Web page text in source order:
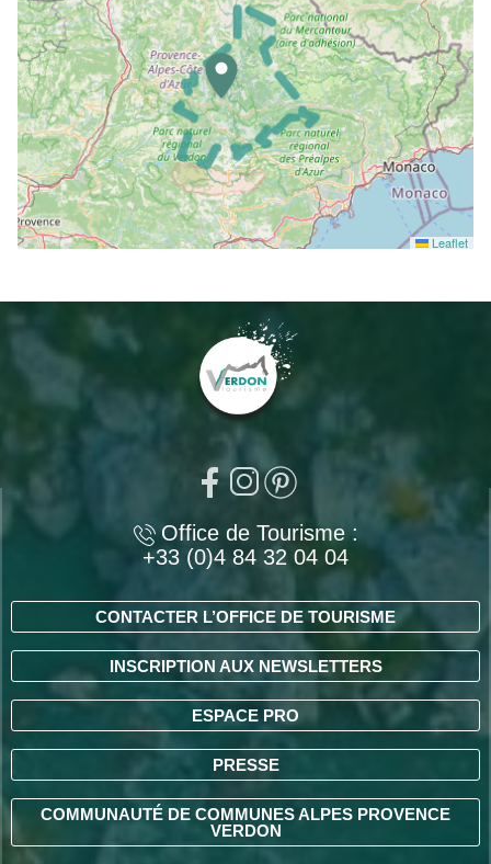
Leaflet
Office de Tourisme :
+33 (0)4 84 32 04 04
CONTACTER L’OFFICE DE TOURISME
INSCRIPTION AUX NEWSLETTERS
ESPACE PRO
PRESSE
COMMUNAUTÉ DE COMMUNES ALPES PROVENCE
VERDON